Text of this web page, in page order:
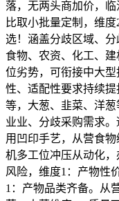
落，无两头商加价，
比取小批量定制，维
选！涵盖分歧区域、
食物、农资、化工、
位劣势，可衔接中大
性、适配性要求持续
等，大葱、韭菜、洋
业业、分歧采购需求
用凹印手艺，从营食
机多工位冲压从动化
风险，维度1：产物性
1：产物品类齐备。从